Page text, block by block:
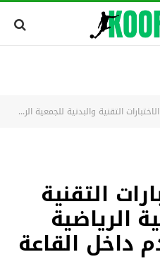
والبدنية للجمعية الرياضية أدرار لكرة القدم داخل القاعة موسم 2026
التقنية
الرياضية
داخل القاعة